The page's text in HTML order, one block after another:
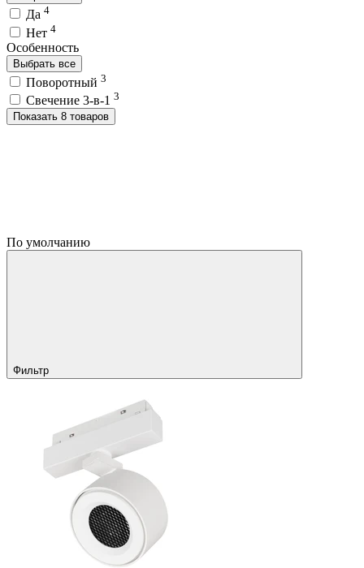
Да 4
Нет 4
Особенность
Выбрать все
Поворотный 3
Свечение 3-в-1 3
Показать 8 товаров
По умолчанию
Фильтр